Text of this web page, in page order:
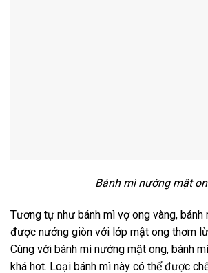
Bánh mì nướng mật
Tương tự như bánh mì vợ ong vàng,
được nướng giòn với lớp mật ong thơm
Cùng với bánh mì nướng mật ong, bánh
khá hot. Loại bánh mì này có thể được